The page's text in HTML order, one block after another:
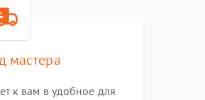
мастера
к вам в удобное для